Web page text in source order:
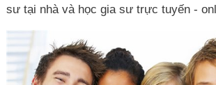
sư tại nhà và học gia sư trực tuyến -